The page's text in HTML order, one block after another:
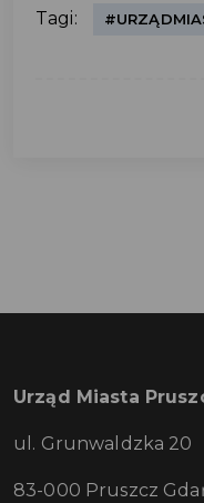
Tagi:
Urząd Miasta
ul. Grunwaldzka 20
83-000 Pruszcz